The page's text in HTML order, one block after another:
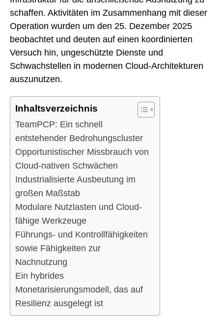
schaffen. Aktivitäten im Zusammenhang mit dieser
Operation wurden um den 25. Dezember 2025
beobachtet und deuten auf einen koordinierten
Versuch hin, ungeschützte Dienste und
Schwachstellen in modernen Cloud-Architekturen
auszunutzen.
Inhaltsverzeichnis
TeamPCP: Ein schnell
entstehender Bedrohungscluster
Opportunistischer Missbrauch von
Cloud-nativen Schwächen
Industrialisierte Ausbeutung im
großen Maßstab
Modulare Nutzlasten und Cloud-
fähige Werkzeuge
Führungs- und Kontrollfähigkeiten
sowie Fähigkeiten zur
Nachnutzung
Ein hybrides
Monetarisierungsmodell, das auf
Resilienz ausgelegt ist